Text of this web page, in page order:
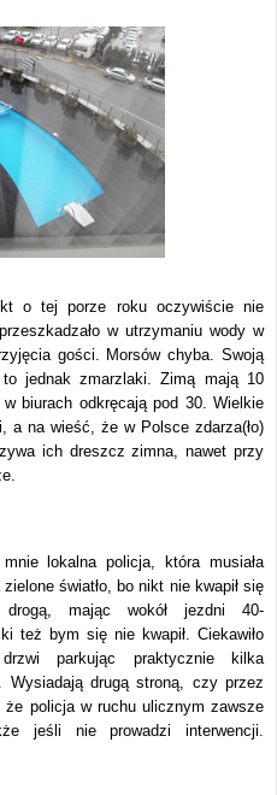
o tej porze roku oczywiście nie
w utrzymaniu wody w
gości. Morsów chyba. Swoją
jednak zmarzlaki. Zimą mają 10
biurach odkręcają pod 30. Wielkie
a na wieść, że w Polsce zdarza(ło)
ich dreszcz zimna, nawet przy
mnie lokalna policja, która musiała
światło, bo nikt nie kwapił się
mając wokół jezdni 40-
też bym się nie kwapił. Ciekawiło
parkując praktycznie kilka
Wysiadają drugą stroną, czy przez
że policja w ruchu ulicznym zawsze
jeśli nie prowadzi interwencji.